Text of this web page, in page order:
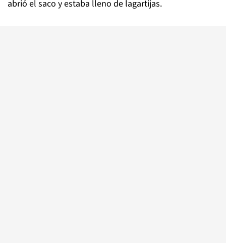
abrió el saco y estaba lleno de lagartijas.